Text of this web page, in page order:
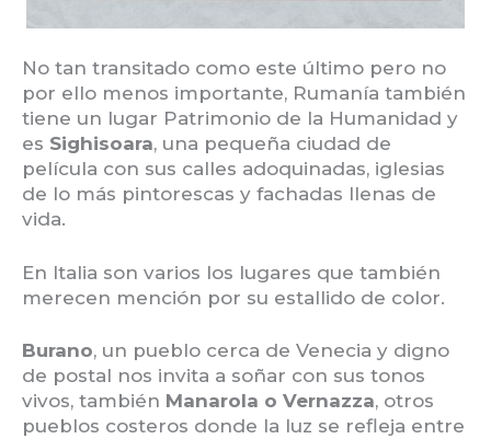
No tan transitado como este último pero no
por ello menos importante, Rumanía también
tiene un lugar Patrimonio de la Humanidad y
es Sighisoara, una pequeña ciudad de
película con sus calles adoquinadas, iglesias
de lo más pintorescas y fachadas llenas de
vida.
En Italia son varios los lugares que también
merecen mención por su estallido de color.
Burano, un pueblo cerca de Venecia y digno
de postal nos invita a soñar con sus tonos
vivos, también Manarola o Vernazza, otros
pueblos costeros donde la luz se refleja entre